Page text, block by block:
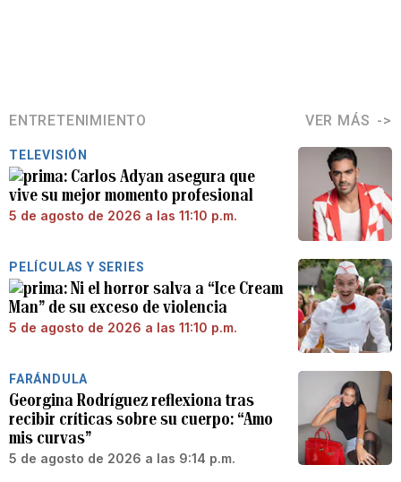
ENTRETENIMIENTO VER MÁS
TELEVISIÓN
Carlos Adyan asegura que
vive su mejor momento profesional
5 de agosto de 2026 a las 11:10 p.m.
PELÍCULAS Y SERIES
Ni el horror salva a “Ice Cream
Man” de su exceso de violencia
5 de agosto de 2026 a las 11:10 p.m.
FARÁNDULA
Georgina Rodríguez reflexiona tras
recibir críticas sobre su cuerpo: “Amo
mis curvas”
5 de agosto de 2026 a las 9:14 p.m.